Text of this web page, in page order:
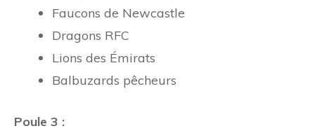
Faucons de Newcastle
Dragons RFC
Lions des Émirats
Balbuzards pêcheurs
Poule 3 :